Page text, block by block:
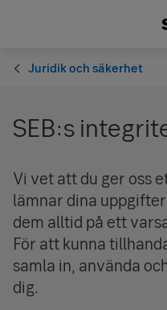
Juridik och säkerhet
SEB:s
Vi vet att du ger oss
lämnar dina
dem alltid på ett
För att kunna
samla in, använda
dig.